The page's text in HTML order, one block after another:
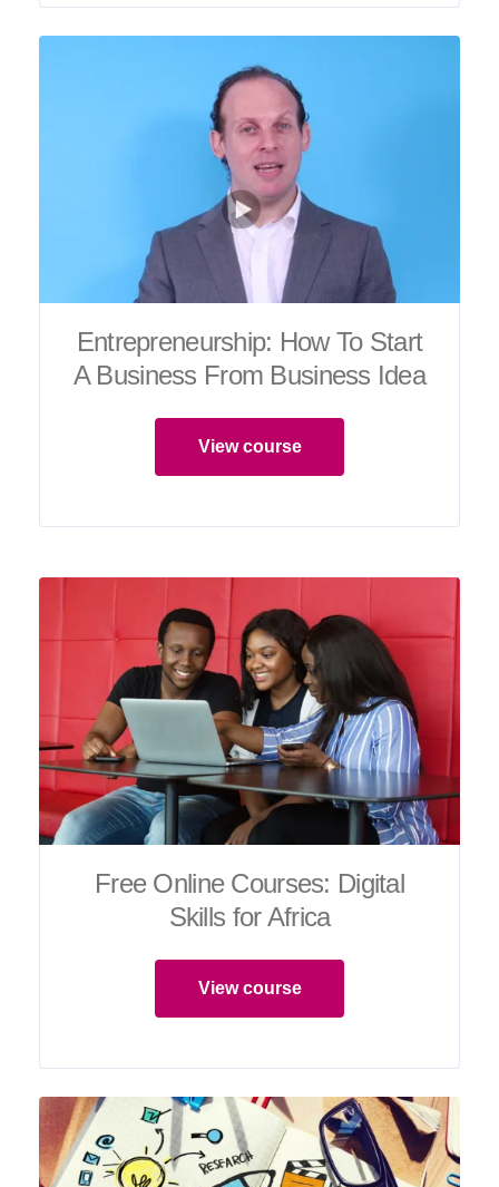
Entrepreneurship: How To Start
A Business From Business Idea
View course
Free Online Courses: Digital
Skills for Africa
View course